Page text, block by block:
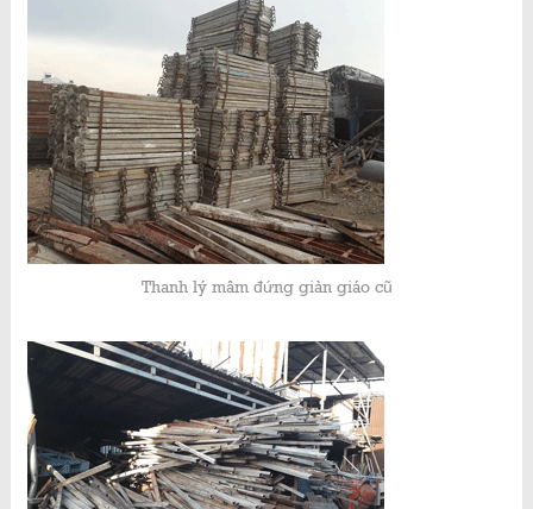
Thanh lý mâm đứng giàn giáo cũ